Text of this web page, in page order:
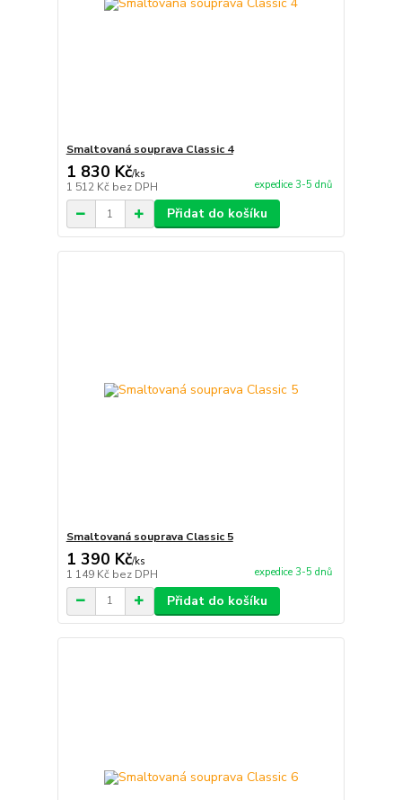
Smaltovaná souprava Classic 4
1 830 Kč/ks
1 512 Kč bez DPH expedice 3-5 dnů
Přidat do košíku
Smaltovaná souprava Classic 5
1 390 Kč/ks
1 149 Kč bez DPH expedice 3-5 dnů
Přidat do košíku